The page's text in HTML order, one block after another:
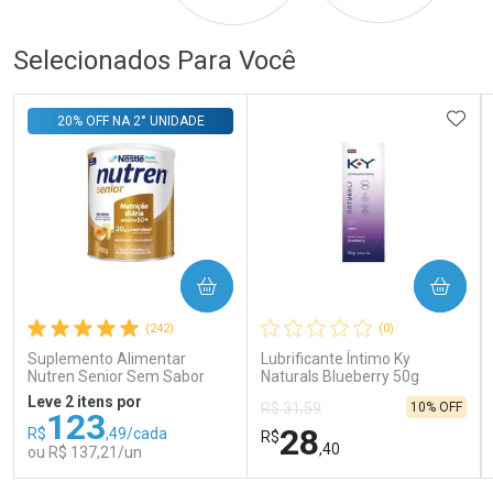
Selecionados Para Você
(242)
Suplemento Alimentar
Nutren Senior Sem Sabor
740g
20% OFF NA 2° UNIDADE
Leve 2 itens por
R$123,49/cada
ou R$ 137,21/un
COMPRAR
(0)
Lubrificante Íntimo Ky
Naturals Blueberry 50g
R$ 31,59
R$28,40
10% OFF
COMPRAR